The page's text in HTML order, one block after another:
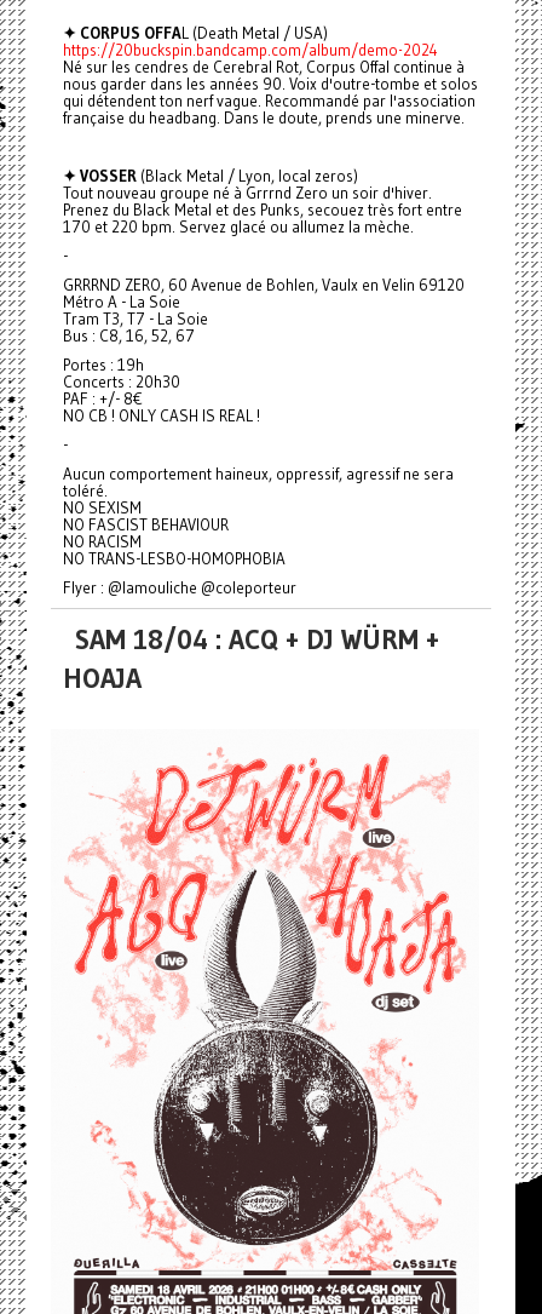
✦ CORPUS OFFAL (Death Metal / USA)
https://20buckspin.bandcamp.com/album/demo-2024
Né sur les cendres de Cerebral Rot, Corpus Offal continue à
nous garder dans les années 90. Voix d'outre-tombe et solos
qui détendent ton nerf vague. Recommandé par l'association
française du headbang. Dans le doute, prends une minerve.
✦ VOSSER(Black Metal / Lyon, local zeros)
Tout nouveau groupe né à Grrrnd Zero un soir d'hiver.
Prenez du Black Metal et des Punks, secouez très fort entre
170 et 220 bpm. Servez glacé ou allumez la mèche.
-
GRRRND ZERO, 60 Avenue de Bohlen, Vaulx en Velin 69120
Métro A - La Soie
Tram T3, T7 - La Soie
Bus : C8, 16, 52, 67
Portes : 19h
Concerts : 20h30
PAF : +/- 8€
NO CB ! ONLY CASH IS REAL !
-
Aucun comportement haineux, oppressif, agressif ne sera
toléré.
NO SEXISM
NO FASCIST BEHAVIOUR
NO RACISM
NO TRANS-LESBO-HOMOPHOBIA
Flyer : @lamouliche @coleporteur
SAM 18/04 : ACQ + DJ WÜRM +
HOAJA